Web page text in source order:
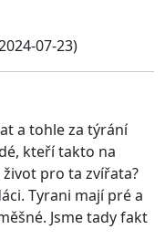
07-23)
a tohle za týrání
kteří takto na
pro ta zvířata?
Tyrani mají pré a
Jsme tady fakt